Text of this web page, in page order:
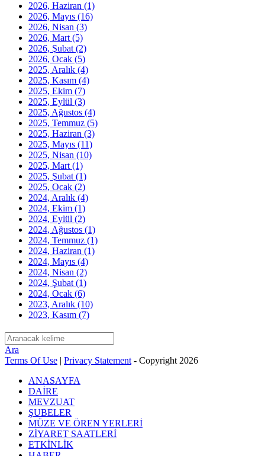
2026, Haziran (1)
2026, Mayıs (16)
2026, Nisan (3)
2026, Mart(5)
2026, Şubat(2)
2026, Ocak (5)
2025, Aralık (4)
2025, Kasım (4)
2025, Ekim (7)
2025, Eylül (3)
2025, Ağustos (4)
2025, Temmuz (5)
2025, Haziran (3)
2025, Mayıs (11)
2025, Nisan (10)
2025, Mart(1)
2025, Şubat(1)
2025, Ocak (2)
2024, Aralık (4)
2024, Ekim (1)
2024, Eylül (2)
2024, Ağustos (1)
2024, Temmuz (1)
2024, Haziran (1)
2024, Mayıs (4)
2024, Nisan (2)
2024, Şubat(1)
2024, Ocak (6)
2023, Aralık (10)
2023, Kasım (7)
Ara
Terms Of Use | Privacy Statement - Copyright 2026
ANASAYFA
DAİRE
MEVZUAT
ŞUBELER
MÜZE VE ÖREN YERLERİ
ZİYARET SAATLERİ
ETKİNLİK